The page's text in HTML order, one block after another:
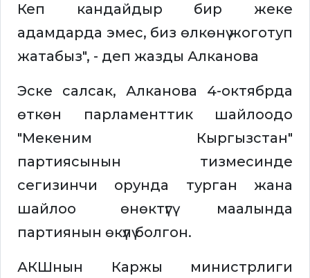
Кеп кандайдыр бир жеке
адамдарда эмес, биз өлкөнү жоготуп
жатабыз", - деп жазды Алканова
Эске салсак, Алканова 4-октябрда
өткөн парламенттик шайлоодо
"Мекеним Кыргызстан"
партиясынын тизмесинде
сегизинчи орунда турган жана
шайлоо өнөктүгү маалында
партиянын өкүлү болгон.
АКШнын Каржы министрлиги